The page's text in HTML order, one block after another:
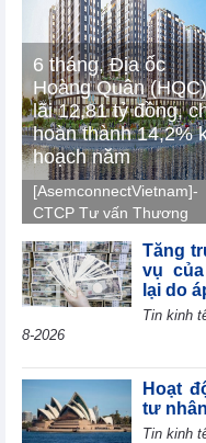
6 tháng, Địa ốc
Hoàng Quân (HQC)
lãi 12,81 tỷ đồng,
hoàn thành 14,2%
hoạch năm
[AsemconnectVietnam]-
CTCP Tư vấn Thương
Hoàng Quân (mã HQC -
sàn HOSE) ghi nhận lãi
7,41 tỷ đồng trong quý
II, luỹ kế nửa đầu năm
2026 lãi 12,81 tỷ đồng
và hoàn thành 14,2% so
với kế hoạch năm 2026.
Tăng
vụ
lại do
Tin kinh
8-2026
Hoạt
tư
Tin kinh